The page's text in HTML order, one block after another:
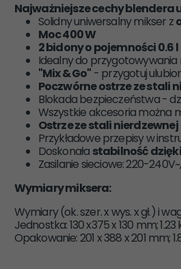
Najważniejsze cechy blendera
Solidny uniwersalny mikser z
Moc 400 W
2 bidony o pojemności 0.6 l
Idealny do przygotowywania
"Mix & Go" - przygotuj
Poczwórne ostrze ze stali
Blokada bezpieczeństwa -
Wszystkie akcesoria można
Ostrze ze stali nierdzewnej
Przykładowe przepisy w
Doskonała stabilność
Zasilanie sieciowe: 220-
Wymiary miksera:
Wymiary (ok. szer. x wys. x gł.) i
Jednostka: 130 x375 x 130 mm; 1.23
Opakowanie: 201 x 388 x 201 mm;